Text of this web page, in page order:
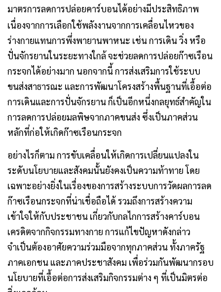
มาตรการลดการปล่อยคาร์บอนได้อย่างมีประสิทธิภาพ
เนื่องจากการเลือกใช้พลังงานจากการเคลื่อนไหวของ
ร่างกายแทนการพึ่งพายานพาหนะ เช่น การเดิน วิ่ง หรือ
ปั่นจักรยานในระยะทางใกล้ จะช่วยลดการปล่อยก๊าซเรือน
กระจกได้อย่างมาก นอกจากนี้ การส่งเสริมการใช้ระบบ
ขนส่งสาธารณะ และการพัฒนาโครงสร้างพื้นฐานที่เอื้อต่อ
การเดินและการปั่นจักรยาน ก็เป็นอีกหนึ่งกลยุทธ์สำคัญใน
การลดการปล่อยมลพิษจากภาคขนส่ง ซึ่งเป็นภาคส่วน
หลักที่ก่อให้เกิดก๊าซเรือนกระจก
อย่างไรก็ตาม การขับเคลื่อนให้เกิดการเปลี่ยนแปลงใน
ระดับนโยบายและสังคมนั้นยังคงเป็นความท้าทาย โดย
เฉพาะอย่างยิ่งในเรื่องของการสร้างระบบการวัดผลการลด
ก๊าซเรือนกระจกที่น่าเชื่อถือได้ รวมถึงการสร้างความ
เข้าใจให้กับประชาชน เกี่ยวกับกลไกการสร้างคาร์บอน
เครดิตจากกิจกรรมทางกาย การแก้ไขปัญหาดังกล่าว
จำเป็นต้องอาศัยความร่วมมือจากทุกภาคส่วน ทั้งภาครัฐ
ภาคเอกชน และภาคประชาสังคม เพื่อร่วมกันพัฒนากรอบ
นโยบายที่เอื้อต่อการส่งเสริมกิจกรรมต่าง ๆ ที่เป็นมิตรต่อ